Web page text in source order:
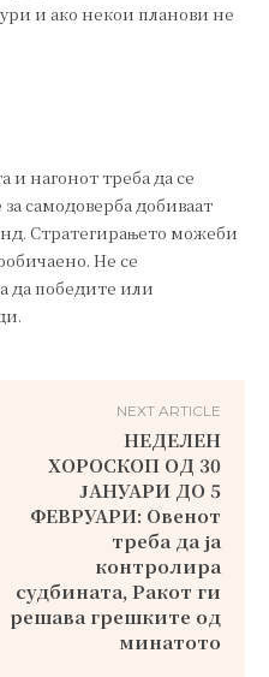
и ако некои планови не
и нагонот треба да се
самодоверба добиваат
Стратегирањето можеби
Не се
да победите или
NEXT ARTICLE
НЕДЕЛЕН
ХОРОСКОП ОД 30
ЈАНУАРИ ДО 5
ФЕВРУАРИ: Овенот
треба да ја
контролира
судбината, Ракот ги
решава грешките од
минатото